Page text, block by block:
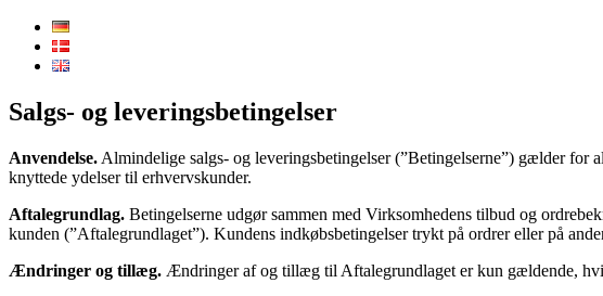
Salgs- og leveringsbetingelser
Anvendelse. Almindelige salgs- og leverings­betingelser (”Betingelserne”) gælder
knyttede ydelser til erhvervskunder.
Aftalegrundlag. Betingelserne udgør sammen med Virksomhedens tilbud og
kunden (”Aftalegrundlaget”). Kundens indkøbsbe­ting­elser trykt på ordrer eller på
Ændringer og tillæg. Ændringer af og tillæg til Aftalegrundlaget er kun gældende,